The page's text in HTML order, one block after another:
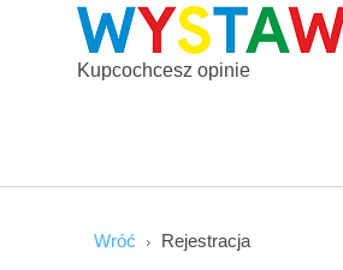
Kupcochcesz opinie
Wróć Rejestracja